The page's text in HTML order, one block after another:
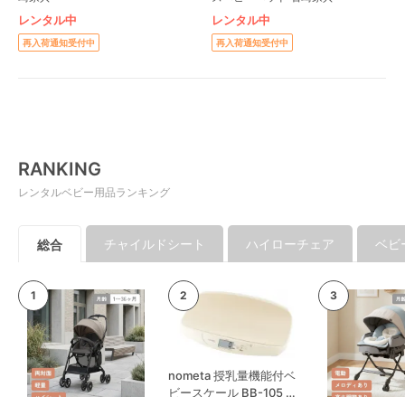
レンタル中
再入荷通知受付中
レンタル中
再入荷通知受付中
RANKING
レンタルベビー用品ランキング
総合 チャイルドシート ハイローチェア ベビ
nometa 授乳量機能付ベ
ビースケール BB-105 タ